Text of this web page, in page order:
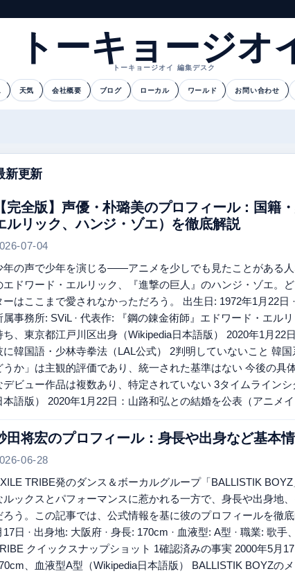
トーキョージオ
トーキョージオイ 編集デスク
天気 会社概要 ブログ ローカル ワールド お問い合わせ
新更新
【完全版】声優・朴璐美のプロフィール：国籍
ルリック、ハンジ・ゾエ）を徹底解説
07-04
年の声で少年を演じる——アニメを少しでも見たことがある
エドワード・エルリック、『進撃の巨人』のハンジ・ゾエ。
ーはここまで愛されなかっただろう。 出生日: 1972年1月22日
属事務所: SViL · 代表作: 『鋼の錬金術師』エドワード・エル
ち、東京都江戸川区出身（Wikipedia日本語版） 2020年1月
に韓国語・少林寺拳法（LAL公式） 2判明していないこと 韓
うか」は主観的評価であり、統一された基準はない 今後の
デビュー作品は複数あり、特定されていない 3タイムライン
本語版） 2020年1月22日：山路和弘との結婚を公表（アニメ
田将宏のプロフィール：身長や出身など基本
06-28
TRIBE発のダンス＆ボーカルグループ「BALLISTIK
ルックスとパフォーマンスに惹かれる一方で、身長や出身地
ろう。この記事では、公式情報を基に彼のプロフィールを徹
17日 · 出身地: 大阪府 · 身長: 170cm · 血液型: A型 · 職業: 歌
クイックスナップショット 1確認済みの事実 2000年5月
、血液型A型（Wikipedia日本語版） BALLISTIK BOYZの